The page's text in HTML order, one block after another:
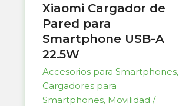
Xiaomi Cargador de
Pared para
Smartphone USB-A
22.5W
Accesorios para Smartphones,
Cargadores para
Smartphones, Movilidad /